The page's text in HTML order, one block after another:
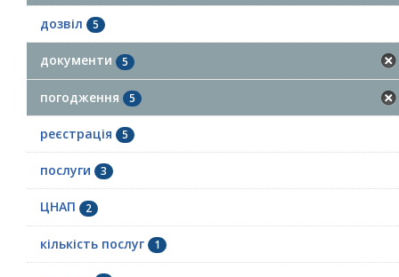
дозвіл 5
документи 5
погодження 5
реєстрація 5
послуги 3
ЦНАП 2
кількість послуг 1